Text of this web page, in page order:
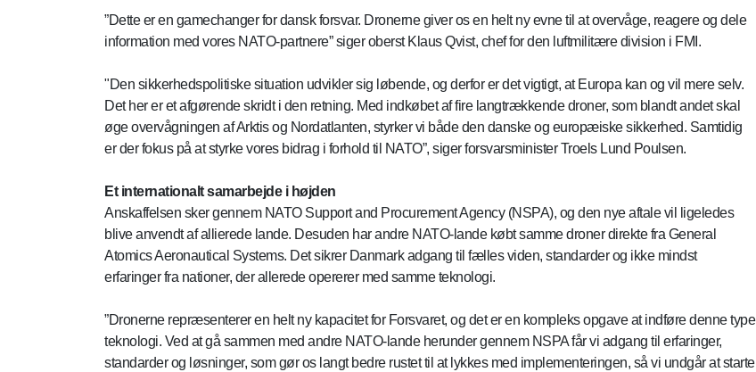
”Dette er en gamechanger for dansk forsvar. Dronerne giver os en helt ny evne til at overvåge, reagere og dele
information med vores NATO-partnere” siger oberst Klaus Qvist, chef for den luftmilitære division i FMI.
"Den sikkerhedspolitiske situation udvikler sig løbende, og derfor er det vigtigt, at Europa kan og vil mere selv.
Det her er et afgørende skridt i den retning. Med indkøbet af fire langtrækkende droner, som blandt andet skal
øge overvågningen af Arktis og Nordatlanten, styrker vi både den danske og europæiske sikkerhed. Samtidig
er der fokus på at styrke vores bidrag i forhold til NATO”, siger forsvarsminister Troels Lund Poulsen.
Et internationalt samarbejde i højden
Anskaffelsen sker gennem NATO Support and Procurement Agency (NSPA), og den nye aftale vil ligeledes
blive anvendt af allierede lande. Desuden har andre NATO-lande købt samme droner direkte fra General
Atomics Aeronautical Systems. Det sikrer Danmark adgang til fælles viden, standarder og ikke mindst
erfaringer fra nationer, der allerede opererer med samme teknologi.
”Dronerne repræsenterer en helt ny kapacitet for Forsvaret, og det er en kompleks opgave at indføre denne type
teknologi. Ved at gå sammen med andre NATO-lande herunder gennem NSPA får vi adgang til erfaringer,
standarder og løsninger, som gør os langt bedre rustet til at lykkes med implementeringen, så vi undgår at starte